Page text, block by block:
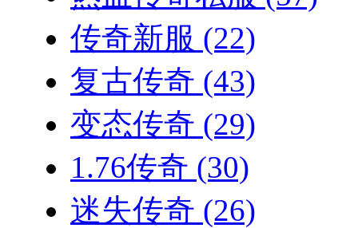
传奇新服 (22)
复古传奇 (43)
变态传奇 (29)
1.76传奇 (30)
迷失传奇 (26)